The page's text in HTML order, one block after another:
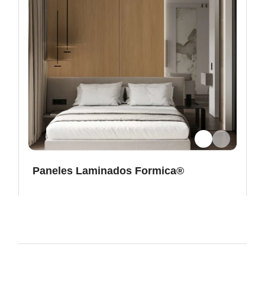
Paneles Laminados Formica®